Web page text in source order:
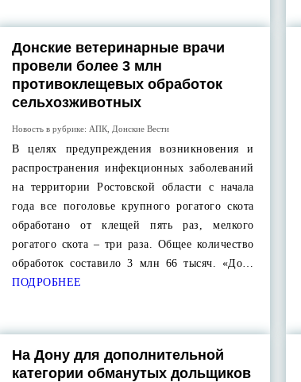
Донские ветеринарные врачи
провели более 3 млн
противоклещевых обработок
сельхозживотных
Новость в рубрике: АПК Донские Вести
В целях предупреждения возникновения и
распространения инфекционных заболеваний
на территории Ростовской области с начала
года все поголовье крупного рогатого скота
обработано от клещей пять раз, мелкого
рогатого скота – три раза. Общее количество
обработок составило 3 млн 66 тысяч. «До…
ПОДРОБНЕЕ
На Дону для дополнительной
категории обманутых дольщиков